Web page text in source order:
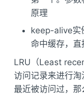
原理
keep-alive实
命中缓存，
LRU（Least
访问记录来进行
最近被访问过，那